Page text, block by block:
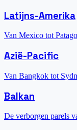
Latijns-Amerika
Van Mexico tot
Azië-Pacific
Van Bangkok tot
Balkan
De verborgen parels